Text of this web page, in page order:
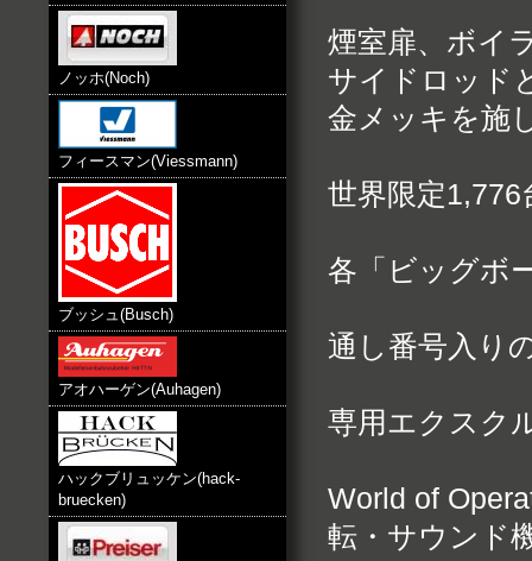
ノッホ(Noch)
フィースマン(Viessmann)
ブッシュ(Busch)
アオハーゲン(Auhagen)
ハックブリュッケン(hack-
bruecken)
煙室扉、ボイ
サイドロッド
金メッキを施
世界限定1,776
各「ビッグボ
通し番号入り
専用エクスク
World of
転・サウンド